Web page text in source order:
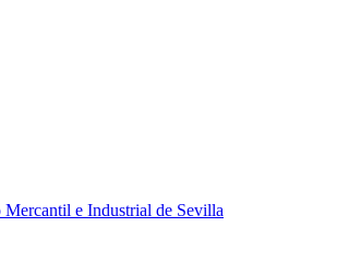
e Industrial de Sevilla